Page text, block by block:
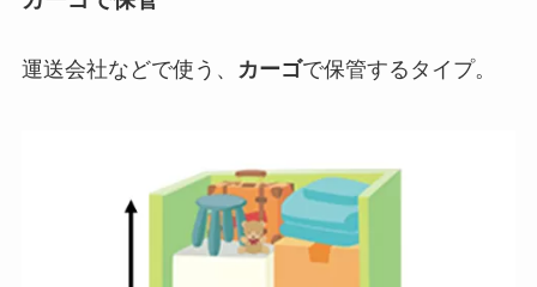
運送会社などで使う、 カーゴで保管するタイプ。